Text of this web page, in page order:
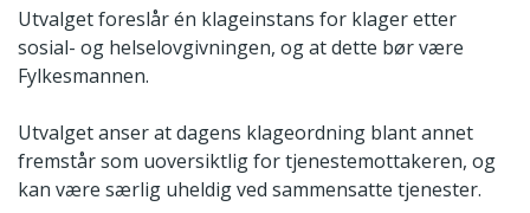
Utvalget foreslår én klageinstans for klager etter
sosial- og helselovgivningen, og at dette bør være
Fylkesmannen.
Utvalget anser at dagens klageordning blant annet
fremstår som uoversiktlig for tjenestemottakeren, og
kan være særlig uheldig ved sammensatte tjenester.